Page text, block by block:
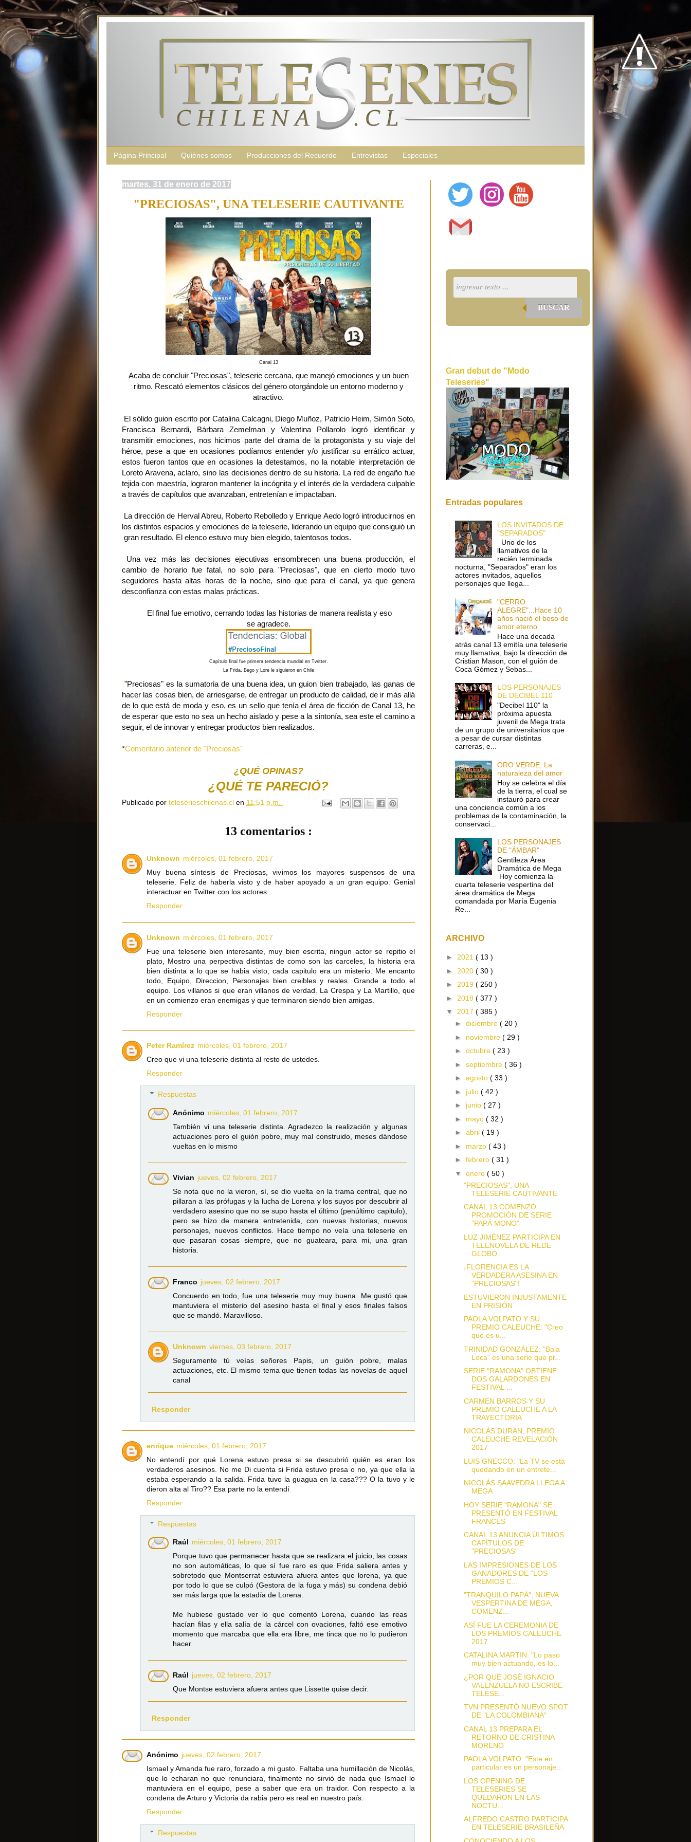
Página Principal Quiénes somos Producciones del Recuerdo Entrevistas Especiales
martes, 31 de enero de 2017
"PRECIOSAS", UNA TELESERIE CAUTIVANTE
Canal 13
Acaba de concluir "Preciosas", teleserie cercana, que manejó emociones y un buen
ritmo. Rescató elementos clásicos del género otorgándole un entorno moderno y
atractivo.
El sólido guion escrito por Catalina Calcagni, Diego Muñoz, Patricio Heim, Simón Soto,
Francisca Bernardi, Bárbara Zemelman y Valentina Pollarolo logró identificar y
transmitir emociones, nos hicimos parte del drama de la protagonista y su viaje del
héroe, pese a que en ocasiones podíamos entender y/o justificar su errático actuar,
estos fueron tantos que en ocasiones la detestamos, no la notable interpretación de
Loreto Aravena, aclaro, sino las decisiones dentro de su historia. La red de engaño fue
tejida con maestría, lograron mantener la incógnita y el interés de la verdadera culpable
a través de capítulos que avanzaban, entretenían e impactaban.
La dirección de Herval Abreu, Roberto Rebolledo y Enrique Aedo logró introducirnos en
los distintos espacios y emociones de la teleserie, liderando un equipo que consiguió un
gran resultado. El elenco estuvo muy bien elegido, talentosos todos.
Una vez más las decisiones ejecutivas ensombrecen una buena producción, el
cambio de horario fue fatal, no solo para "Preciosas", que en cierto modo tuvo
seguidores hasta altas horas de la noche, sino que para el canal, ya que genera
desconfianza con estas malas prácticas.
El final fue emotivo, cerrando todas las historias de manera realista y eso
se agradece.
Capítulo final fue primera tendencia mundial en Twitter.
La Frida, Bego y Lore le siguieron en Chile
"Preciosas" es la sumatoria de una buena idea, un guion bien trabajado, las ganas de
hacer las cosas bien, de arriesgarse, de entregar un producto de calidad, de ir más allá
de lo que está de moda y eso, es un sello que tenía el área de ficción de Canal 13, he
de esperar que esto no sea un hecho aislado y pese a la sintonía, sea este el camino a
seguir, el de innovar y entregar productos bien realizados.
*Comentario anterior de "Preciosas"
¿QUÉ OPINAS?
¿QUÉ TE PARECIÓ?
Publicado por teleserieschilenas.cl en 11:51 p.m.
13 comentarios :
Unknown miércoles, 01 febrero, 2017
Muy buena síntesis de Preciosas, vivimos los mayores suspensos de una
teleserie. Feliz de haberla visto y de haber apoyado a un gran equipo. Genial
interactuar en Twitter con los actores.
Responder
Unknown miércoles, 01 febrero, 2017
Fue una teleserie bien interesante, muy bien escrita, ningun actor se repitio el
plato, Mostro una perpectiva distintas de como son las carceles, la historia era
bien distinta a lo que se habia visto, cada capitulo era un misterio. Me encanto
todo, Equipo, Direccion, Personajes bien creibles y reales. Grande a todo el
equipo. Los villanos si que eran villanos de verdad. La Crespa y La Martillo, que
en un comienzo eran enemigas y que terminaron siendo bien amigas.
Responder
Peter Ramírez miércoles, 01 febrero, 2017
Creo que vi una teleserie distinta al resto de ustedes.
Responder
Respuestas
Anónimo miércoles, 01 febrero, 2017
También vi una teleserie distinta. Agradezco la realización y algunas
actuaciones pero el guión pobre, muy mal construido, meses dándose
vueltas en lo mismo
Vivian jueves, 02 febrero, 2017
Se nota que no la vieron, sí, se dio vuelta en la trama central, que no
pillaran a las prófugas y la lucha de Lorena y los suyos por descubrir al
verdadero asesino que no se supo hasta el último (penúltimo capitulo),
pero se hizo de manera entretenida, con nuevas historias, nuevos
personajes, nuevos conflictos. Hace tiempo no veía una teleserie en
que pasaran cosas siempre, que no guateara, para mi, una gran
historia.
Franco jueves, 02 febrero, 2017
Concuerdo en todo, fue una teleserie muy muy buena. Me gustó que
mantuviera el misterio del asesino hasta el final y esos finales falsos
que se mandó. Maravilloso.
Unknown viernes, 03 febrero, 2017
Seguramente tú veías señores Papis, un guión pobre, malas
actuaciones, etc. El mismo tema que tienen todas las novelas de aquel
canal
Responder
enrique miércoles, 01 febrero, 2017
No entendí por qué Lorena estuvo presa si se descubrió quién es eran los
verdaderos asesinos. No me Di cuenta si Frida estuvo presa o no, ya que ella la
estaba esperando a la salida. Frida tuvo la guagua en la casa??? O la tuvo y le
dieron alta al Tiro?? Esa parte no la entendí
Responder
Respuestas
Raúl miércoles, 01 febrero, 2017
Porque tuvo que permanecer hasta que se realizara el juicio, las cosas
no son automáticas, lo que sí fue raro es que Frida saliera antes y
sobretodo que Montserrat estuviera afuera antes que lorena, ya que
por todo lo que se culpó (Gestora de la fuga y más) su condena debió
ser más larga que la estadía de Lorena.
Me hubiese gustado ver lo que comentó Lorena, cuando las reas
hacían filas y ella salía de la cárcel con ovaciones, faltó ese emotivo
momento que marcaba que ella era libre, me tinca que no lo pudieron
hacer.
Raúl jueves, 02 febrero, 2017
Que Montse estuviera afuera antes que Lissette quise decir.
Responder
Anónimo jueves, 02 febrero, 2017
Ismael y Amanda fue raro, forzado a mi gusto. Faltaba una humillación de Nicolás,
que lo echaran no que renunciara, finalmente no sirvió de nada que Ismael lo
mantuviera en el equipo, pese a saber que era un traidor. Con respecto a la
condena de Arturo y Victoria da rabia pero es real en nuestro país.
Responder
Respuestas
BUSCAR
Gran debut de "Modo
Teleseries"
Entradas populares
LOS INVITADOS DE
"SEPARADOS"
Uno de los
llamativos de la
recién terminada
nocturna, "Separados" eran los
actores invitados, aquellos
personajes que llega...
"CERRO
ALEGRE"...Hace 10
años nació el beso de
amor eterno
Hace una decada
atrás canal 13 emitía una teleserie
muy llamativa, bajo la dirección de
Cristian Mason, con el guión de
Coca Gómez y Sebas...
LOS PERSONAJES
DE DECIBEL 110
"Decibel 110" la
próxima apuesta
juvenil de Mega trata
de un grupo de universitarios que
a pesar de cursar distintas
carreras, e...
ORO VERDE, La
naturaleza del amor
Hoy se celebra el día
de la tierra, el cual se
instauró para crear
una conciencia común a los
problemas de la contaminación, la
conservaci...
LOS PERSONAJES
DE "ÁMBAR"
Gentileza Área
Dramática de Mega
Hoy comienza la
cuarta teleserie vespertina del
área dramática de Mega
comandada por María Eugenia
Re...
ARCHIVO
► 2021 ( 13 )
► 2020 ( 30 )
► 2019 ( 250 )
► 2018 ( 377 )
▼ 2017 ( 385 )
► diciembre ( 20 )
► noviembre ( 29 )
► octubre ( 23 )
► septiembre ( 36 )
► agosto ( 33 )
► julio ( 42 )
► junio ( 27 )
► mayo ( 32 )
► abril ( 19 )
► marzo ( 43 )
► febrero ( 31 )
▼ enero ( 50 )
"PRECIOSAS", UNA
TELESERIE CAUTIVANTE
CANAL 13 COMENZÓ
PROMOCIÓN DE SERIE
"PAPÁ MONO"
LUZ JIMÉNEZ PARTICIPA EN
TELENOVELA DE REDE
GLOBO
¡FLORENCIA ES LA
VERDADERA ASESINA EN
"PRECIOSAS"!
ESTUVIERON INJUSTAMENTE
EN PRISIÓN
PAOLA VOLPATO Y SU
PREMIO CALEUCHE: "Creo
que es u...
TRINIDAD GONZÁLEZ: "Bala
Loca" es una serie que pr...
SERIE "RAMONA" OBTIENE
DOS GALARDONES EN
FESTIVAL ...
CARMEN BARROS Y SU
PREMIO CALEUCHE A LA
TRAYECTORIA
NICOLÁS DURÁN, PREMIO
CALEUCHE REVELACIÓN
2017
LUIS GNECCO: "La TV se está
quedando en un entrete...
NICOLÁS SAAVEDRA LLEGA A
MEGA
HOY SERIE "RAMONA" SE
PRESENTÓ EN FESTIVAL
FRANCÉS
CANAL 13 ANUNCIA ÚLTIMOS
CAPÍTULOS DE
"PRECIOSAS"
LAS IMPRESIONES DE LOS
GANADORES DE "LOS
PREMIOS C...
"TRANQUILO PAPÁ", NUEVA
VESPERTINA DE MEGA,
COMENZ...
ASÍ FUE LA CEREMONIA DE
LOS PREMIOS CALEUCHE
2017
CATALINA MARTIN: "Lo paso
muy bien actuando, es lo...
¿POR QUÉ JOSÉ IGNACIO
VALENZUELA NO ESCRIBE
TELESE...
TVN PRESENTÓ NUEVO SPOT
DE "LA COLOMBIANA"
CANAL 13 PREPARA EL
RETORNO DE CRISTINA
MORENO
PAOLA VOLPATO: "Este en
particular es un personaje...
LOS OPENING DE
TELESERIES SE
QUEDARON EN LAS
NOCTU...
ALFREDO CASTRO PARTICIPA
EN TELESERIE BRASILEÑA